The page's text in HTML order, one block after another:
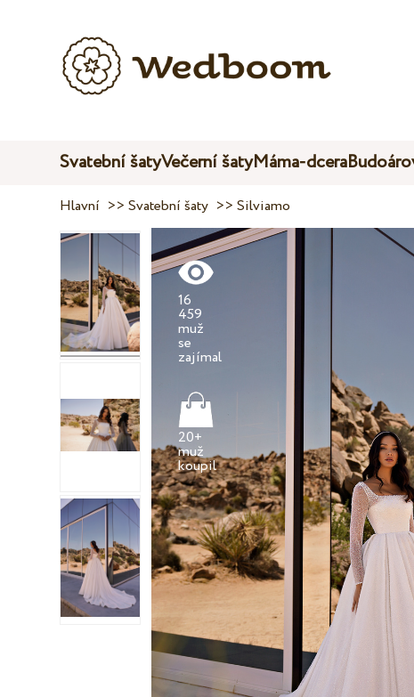
Svatební šatyVečerní šatyMáma-dcera
Hlavní >>Svatební šaty >>Silviamo
16
459
muž
se
20+
muž
koupil